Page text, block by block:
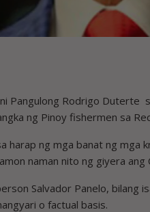
Pangulong Rodrigo Duterte
ng Pinoy fishermen sa
harap ng mga banat ng mga
naman nito ng giyera ang
Salvador Panelo, bilang
o factual basis.